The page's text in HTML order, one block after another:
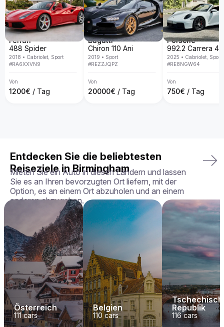
spezialisiert und bieten eine exklusive Fahrzeugflotte in ganz
Europa. Mit persönlichem Service, Lieferung direkt an deine
Wunschadresse, transparenten Mietbedingungen und der
Garantie, dass du genau das Fahrzeug erhältst, das du
gebucht hast – in perfektem Zustand.
Dein perfektes Fahrerlebnis wartet – buche deinen Aston
Martin Rapide noch heute!
Ferrari
488 Spider
2018 • Cabriolet, Sport
#RA6XXVN9
Von
1200€ / Tag
Bugatti
Chiron 110 Ani
2019 • Sport
#REZZJQPZ
Von
20000€ / Tag
Porsche
2025 • Cabriolet, Sport
#RE8NGW64
Von
750€ / Tag
Entdecken Sie die beliebtesten
Reiseziele in Birmingham
Mieten Sie ein Auto in diesen Ländern und lassen
Sie es an Ihren bevorzugten Ort liefern, mit der
Option, es an einem Ort abzuholen und an einem
anderen abzugeben.
Österreich
111cars
Belgien
110 cars
Republik
116cars